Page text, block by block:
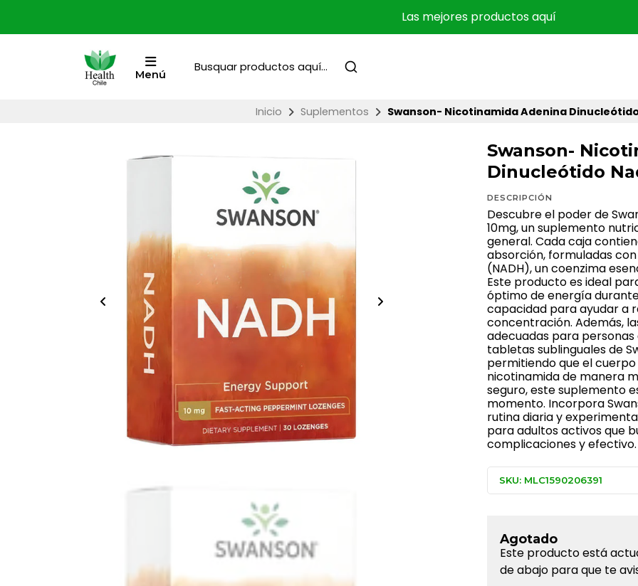
Las mejores productos aquí
Menú
Inicio Suplementos Swanson- Nicotinamida Adenina
Swanson-
Dinucleótido
DESCRIPCIÓN
Descubre el poder de
10mg, un suplemento
general. Cada caja
absorción, formuladas
(NADH), un coenzima
Este producto es ideal
óptimo de energía
capacidad para ayudar a
concentración. Además,
adecuadas para personas
tabletas sublinguales de
permitiendo que el
nicotinamida de manera
seguro, este suplemento
momento. Incorpora
rutina diaria y
para adultos activos que
complicaciones y efectivo.
SKU: MLC1590206391
Agotado
Este producto está
de abajo para que te